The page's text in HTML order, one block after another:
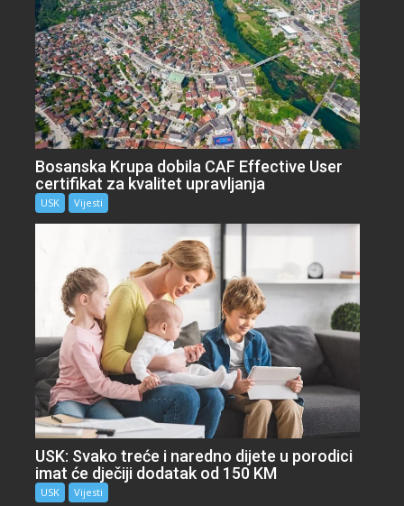
Bosanska Krupa dobila CAF Effective User
certifikat za kvalitet upravljanja
USK Vijesti
USK: Svako treće i naredno dijete u porodici
imat će dječiji dodatak od 150 KM
USK Vijesti